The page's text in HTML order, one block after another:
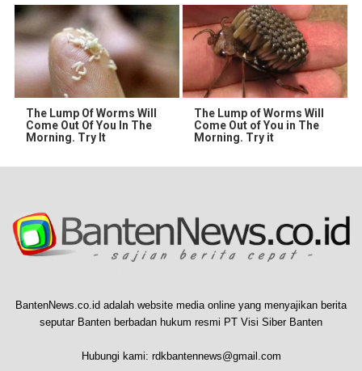
The Lump Of Worms Will
Come Out Of You In The
Morning. Try It
The Lump of Worms Will
Come Out of You in The
Morning. Try it
BantenNews.co.id adalah website media online yang menyajikan berita
seputar Banten berbadan hukum resmi PT Visi Siber Banten
Hubungi kami: rdkbantennews@gmail.com